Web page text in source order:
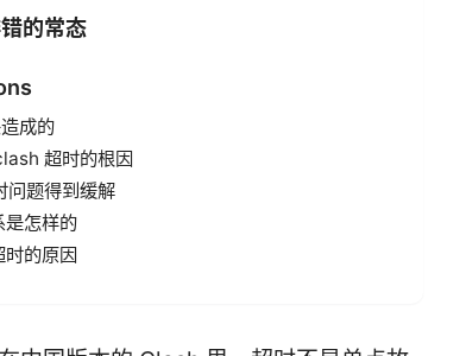
的常态
成的
超时的根因
问题得到缓解
是怎样的
时的原因